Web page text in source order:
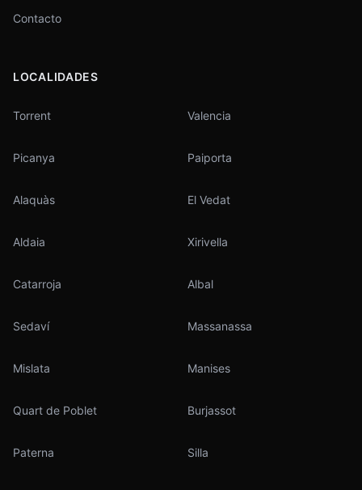
Contacto
LOCALIDADES
Torrent Valencia
Picanya Paiporta
Alaquàs El Vedat
Aldaia Xirivella
Catarroja Albal
Sedaví Massanassa
Mislata Manises
Quart de Poblet Burjassot
Paterna Silla